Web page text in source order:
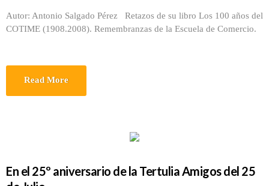
Autor: Antonio Salgado Pérez Retazos de su libro Los 100 años del
COTIME (1908.2008). Remembranzas de la Escuela de Comercio.
Read More
En el 25º aniversario de la Tertulia Amigos del 25